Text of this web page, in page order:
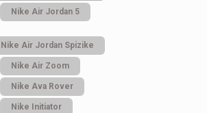
New Balance 610
Nike Air Jordan 5
Nike Air Jordan Spizike
Nike Air Zoom
Nike Ava Rover
Nike Initiator